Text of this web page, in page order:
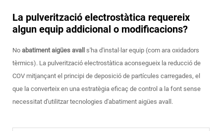
La pulverització electrostàtica requereix
algun equip addicional o modificacions?
No abatiment aigües avall s'ha d'instal·lar equip (com ara oxidadors
tèrmics). La pulverització electrostàtica aconsegueix la reducció de
COV mitjançant el principi de deposició de partícules carregades, el
que la converteix en una estratègia eficaç de control a la font sense
necessitat d'utilitzar tecnologies d'abatiment aigües avall.